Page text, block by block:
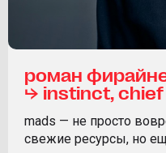
роман
⮡ instinct,
mads — не просто
свежие ресурсы, но